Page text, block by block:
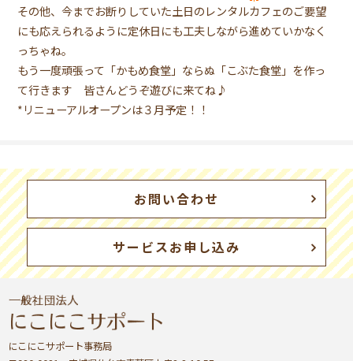
その他、今までお断りしていた土日のレンタルカフェのご要望
にも応えられるように定休日にも工夫しながら進めていかなく
っちゃね。
もう一度頑張って「かもめ食堂」ならぬ「こぶた食堂」を作っ
て行きます 皆さんどうぞ遊びに来てね♪
*リニューアルオープンは３月予定！！
お問い合わせ
サービスお申し込み
にこにこサポート事務局